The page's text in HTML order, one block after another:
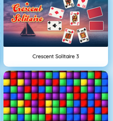
Crescent Solitaire 3